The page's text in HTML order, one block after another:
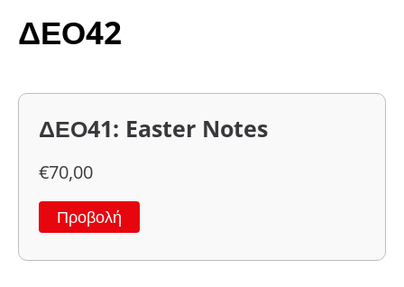
ΔΕΟ42
ΔΕΟ41: Easter Notes
€70,00
Προβολή